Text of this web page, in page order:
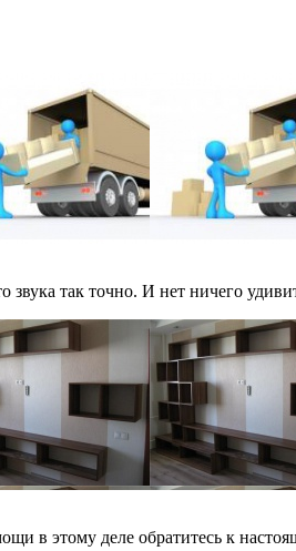
звука так точно. И нет ничего
в этому деле обратитесь к